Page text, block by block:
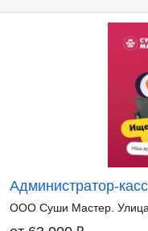
Администратор-
ООО Суши Мастер. Улица